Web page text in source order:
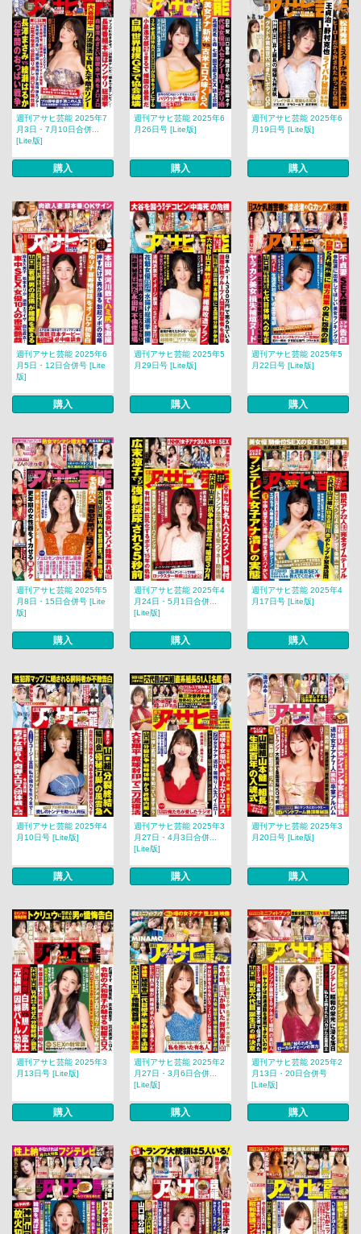
週刊アサヒ芸能 2025年7
月3日・7月10日合併...
[Lite版]
購入
週刊アサヒ芸能 2025年6
月26日号 [Lite版]
購入
週刊アサヒ芸能 2025年6
月19日号 [Lite版]
購入
週刊アサヒ芸能 2025年6
月5日・12日合併号 [Lite
版]
購入
週刊アサヒ芸能 2025年5
月29日号 [Lite版]
購入
週刊アサヒ芸能 2025年5
月22日号 [Lite版]
購入
週刊アサヒ芸能 2025年5
月8日・15日合併号 [Lite
版]
購入
週刊アサヒ芸能 2025年4
月24日・5月1日合併...
[Lite版]
購入
週刊アサヒ芸能 2025年4
月17日号 [Lite版]
購入
週刊アサヒ芸能 2025年4
月10日号 [Lite版]
購入
週刊アサヒ芸能 2025年3
月27日・4月3日合併...
[Lite版]
購入
週刊アサヒ芸能 2025年3
月20日号 [Lite版]
購入
週刊アサヒ芸能 2025年3
月13日号 [Lite版]
購入
週刊アサヒ芸能 2025年2
月27日・3月6日合併...
[Lite版]
購入
週刊アサヒ芸能 2025年2
月13日・20日合併号
[Lite版]
購入